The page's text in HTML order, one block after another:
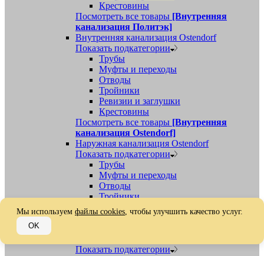
Крестовины
Посмотреть все товары [Внутренняя
канализация Политэк]
Внутренняя канализация Ostendorf
Показать подкатегории
Трубы
Муфты и переходы
Отводы
Тройники
Ревизии и заглушки
Крестовины
Посмотреть все товары [Внутренняя
канализация Ostendorf]
Наружная канализация Ostendorf
Показать подкатегории
Трубы
Муфты и переходы
Отводы
Тройники
Ревизии, заглушки, обратные клапаны
Посмотреть все товары[Наружная
Показать подкатегории
Мы используем файлы cookies, чтобы улучшить качество услуг.
OK